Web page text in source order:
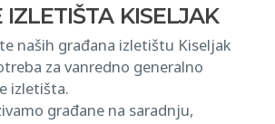
KISELJAK
naših građana izletištu Kiseljak
za vanredno generalno
izletišta.
građane na saradnju,